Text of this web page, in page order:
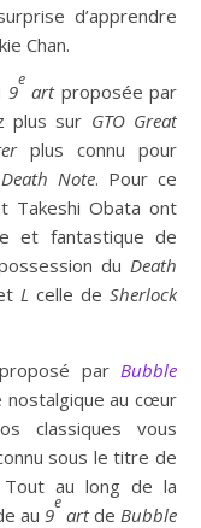
d’apprendre
Chan.
9
e
artproposée par
plus sur GTO Great
plus connu pour
Death Note. Pour ce
Takeshi Obata ont
et fantastique de
du Death
L celle deSherlock
par Bubble
nostalgique au cœur
classiques vous
sous le titre de
au long de la
au 9
e
artde Bubble